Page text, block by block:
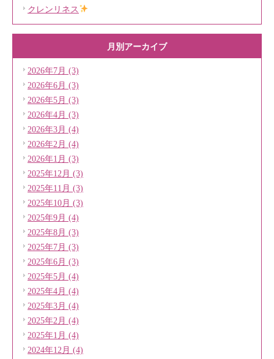
クレンリネス
月別アーカイブ
2026年7月 (3)
2026年6月 (3)
2026年5月 (3)
2026年4月 (3)
2026年3月 (4)
2026年2月 (4)
2026年1月 (3)
2025年12月 (3)
2025年11月 (3)
2025年10月 (3)
2025年9月 (4)
2025年8月 (3)
2025年7月 (3)
2025年6月 (3)
2025年5月 (4)
2025年4月 (4)
2025年3月 (4)
2025年2月 (4)
2025年1月 (4)
2024年12月 (4)